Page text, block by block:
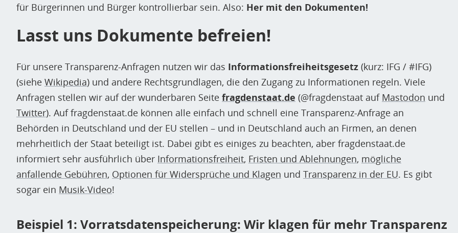
für Bürgerinnen und Bürger kontrollierbar sein. Also: Her mit den Dokumenten!
Lasst uns Dokumente befreien!
Für unsere Transparenz-Anfragen nutzen wir das Informationsfreiheitsgesetz (kurz: IFG / #IFG)
(siehe Wikipedia) und andere Rechtsgrundlagen, die den Zugang zu Informationen regeln. Viele
Anfragen stellen wir auf der wunderbaren Seite fragdenstaat.de (@fragdenstaat auf Mastodon und
Twitter). Auf fragdenstaat.de können alle einfach und schnell eine Transparenz-Anfrage an
Behörden in Deutschland und der EU stellen – und in Deutschland auch an Firmen, an denen
mehrheitlich der Staat beteiligt ist. Dabei gibt es einiges zu beachten, aber fragdenstaat.de
informiert sehr ausführlich über Informationsfreiheit, Fristen und Ablehnungen, mögliche
anfallende Gebühren, Optionen für Widersprüche und Klagen und Transparenz in der EU. Es gibt
sogar ein Musik-Video!
Beispiel 1: Vorratsdatenspeicherung: Wir klagen für mehr Transparenz